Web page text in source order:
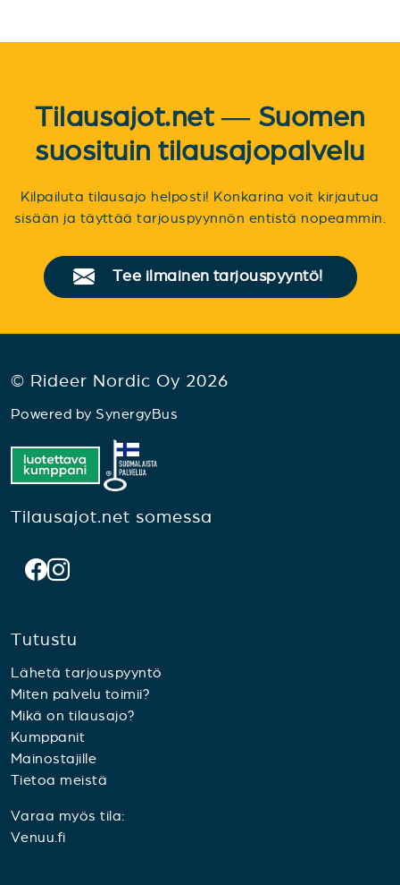
Tilausajot.net — Suomen
suosituin tilausajopalvelu
Kilpailuta tilausajo helposti! Konkarina voit kirjautua
sisään ja täyttää tarjouspyynnön entistä nopeammin.
Tee ilmainen tarjouspyyntö!
© Rideer Nordic Oy 2026
Powered by SynergyBus
Tilausajot.net somessa
Tutustu
Lähetä tarjouspyyntö
Miten palvelu toimii?
Mikä on tilausajo?
Kumppanit
Mainostajille
Tietoa meistä
Varaa myös tila:
Venuu.fi